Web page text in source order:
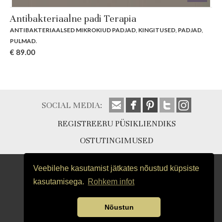
Veebilehe kasutamist jätkates nõustud küpsiste
kasutamisega. Rohkem infot
Nõustun
Antibakteriaalne padi Terapia
ANTIBAKTERIAALSED MIKROKIUD PADJAD KINGITUSED PADJAD
PULMAD.
€ 89.00
SOCIAL MEDIA:
REGISTREERU PÜSIKLIENDIKS
OSTUTINGIMUSED